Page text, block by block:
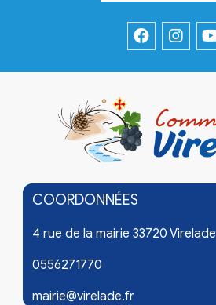
COORDONNÉES
4 rue de la mairie 33720 Virelade
0556271770
mairie@virelade.fr